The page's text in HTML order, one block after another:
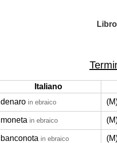
Italiano
denaro in ebraico
moneta in ebraico
banconota in ebraico